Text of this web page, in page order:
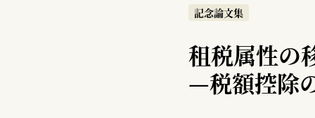
記念論文集
租税属性の
—税額控除